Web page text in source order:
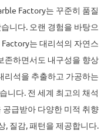
Factory는 꾸준히 품질
니다. 오랜 경험을 바탕으
는 대리석의 자연스
존하면서도 내구성을 향상
리석을 추출하고 가공하는
니다. 전 세계 최고의 채석
급받아 다양한 미적 취향
, 질감, 패턴을 제공합니다.